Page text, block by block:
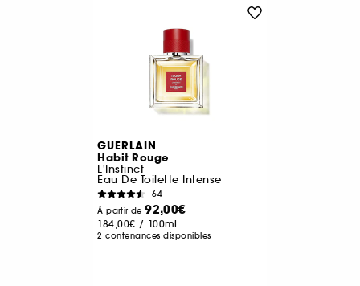
GUERLAIN
Habit Rouge
L'Instinct
Eau De Toilette Intense
64
À partir de92,00€
184,00€ / 100ml
2 contenances disponibles